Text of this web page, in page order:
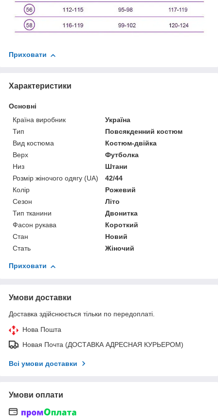
Приховати
Характеристики
Основні
Країна виробник
Україна
Тип
Повсякденний костюм
Вид костюма
Костюм-двійка
Верх
Футболка
Низ
Штани
Розмір жіночого одягу (UA)
42/44
Колір
Рожевий
Сезон
Літо
Тип тканини
Двонитка
Фасон рукава
Короткий
Стан
Новий
Стать
Жіночий
Приховати
Умови доставки
Доставка здійснюється тільки по передоплаті.
Нова Пошта
Новая Почта (ДОСТАВКА АДРЕСНАЯ КУРЬЕРОМ)
Всі умови доставки
Умови оплати